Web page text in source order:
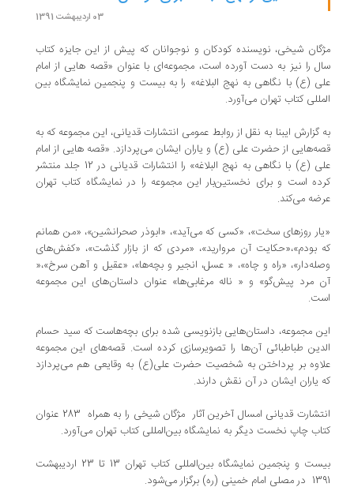
03 اردیبهشت 1391
مژگان شیخی، نویسنده کودکان و نوجوانان که پیش از این جایزه کتاب
سال را نیز به دست آورده است، مجموعه‌ای با عنوان «قصه هایی از امام
علی (ع) با نگاهی به نهج البلاغه» را به بیست و پنجمین نمایشگاه بین
المللی کتاب تهران می‌آورد.
به گزارش ایبنا به نقل از روابط عمومی انتشارات قدیانی، این مجموعه که به
قصه‌هایی از حضرت علی (ع) و یاران ایشان می‌پردازد. «قصه هایی از امام
علی (ع) با نگاهی به نهج البلاغه» را انتشارات قدیانی در 12 جلد منتشر
کرده است و برای نخستین‌بار این مجموعه را در نمایشگاه کتاب تهران
عرضه می‌کند.
«یار روزهای سخت»، «کسی که می‌آید»، «ابوذر صحرانشین»، «من همانم
که بودم»،«حکایت آن مروارید»، «مردی که از بازار گذشت»، «کفش‌های
وصله‌دار»، «راه و چاه»، « عسل، انجیر و بچه‌ها»، «عقیل و آهن سرخ»،«
آن مرد پیش‌گو» و « ناله مرغابی‌ها» عنوان داستان‌های این مجموعه
است.
این مجموعه، داستان‌هایی بازنویسی شده برای بچه‌هاست که سید حسام
الدین طباطبائی آن‌ها را تصویرسازی کرده است. قصه‌های این مجموعه
علاوه بر پرداختن به شخصیت حضرت علی(ع) به وقایعی هم می‌پردازد
که یاران ایشان در آن نقش دارند.
انتشارت قدیانی امسال آخرین آثار مژگان شیخی را به همراه 283 عنوان
کتاب چاپ نخست دیگر به نمایشگاه بین‌المللی کتاب تهران می‌آورد.
بیست و پنجمین نمایشگاه بین‌المللی کتاب تهران 13 تا 23 اردیبهشت
1391 در مصلی امام خمینی (ره) برگزار می‌شود.